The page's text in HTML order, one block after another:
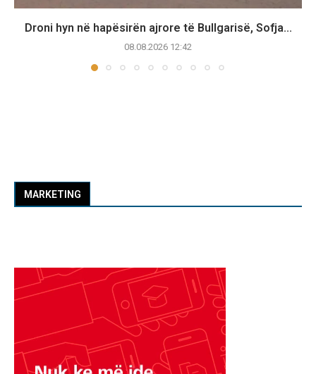
Droni hyn në hapësirën ajrore të Bullgarisë, Sofja...
08.08.2026 12:42
MARKETING